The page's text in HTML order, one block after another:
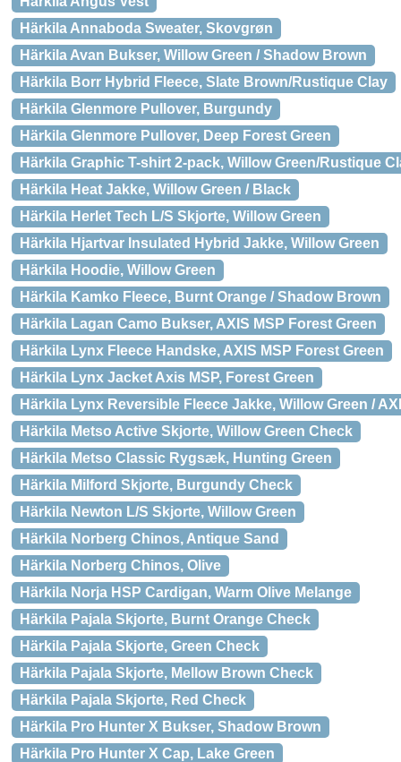
Härkila Annaboda Sweater, Skovgrøn
Härkila Avan Bukser, Willow Green / Shadow Brown
Härkila Borr Hybrid Fleece, Slate Brown/Rustique Clay
Härkila Glenmore Pullover, Burgundy
Härkila Glenmore Pullover, Deep Forest Green
Härkila Graphic T-shirt 2-pack, Willow Green/Rustique
Härkila Heat Jakke, Willow Green / Black
Härkila Herlet Tech L/S Skjorte, Willow Green
Härkila Hjartvar Insulated Hybrid Jakke, Willow Green
Härkila Hoodie, Willow Green
Härkila Kamko Fleece, Burnt Orange / Shadow Brown
Härkila Lagan Camo Bukser, AXIS MSP Forest Green
Härkila Lynx Fleece Handske, AXIS MSP Forest Green
Härkila Lynx Jacket Axis MSP, Forest Green
Härkila Lynx Reversible Fleece Jakke, Willow Green /
Härkila Metso Active Skjorte, Willow Green Check
Härkila Metso Classic Rygsæk, Hunting Green
Härkila Milford Skjorte, Burgundy Check
Härkila Newton L/S Skjorte, Willow Green
Härkila Norberg Chinos, Antique Sand
Härkila Norberg Chinos, Olive
Härkila Norja HSP Cardigan, Warm Olive Melange
Härkila Pajala Skjorte, Burnt Orange Check
Härkila Pajala Skjorte, Green Check
Härkila Pajala Skjorte, Mellow Brown Check
Härkila Pajala Skjorte, Red Check
Härkila Pro Hunter X Bukser, Shadow Brown
Härkila Pro Hunter X Cap, Lake Green